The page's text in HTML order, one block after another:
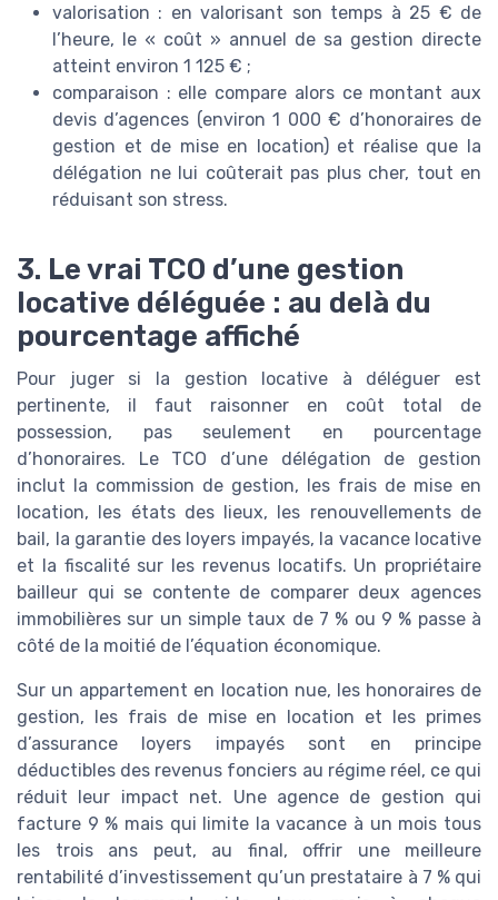
valorisation : en valorisant son temps à 25 € de
l’heure, le « coût » annuel de sa gestion directe
atteint environ 1 125 € ;
comparaison : elle compare alors ce montant aux
devis d’agences (environ 1 000 € d’honoraires de
gestion et de mise en location) et réalise que la
délégation ne lui coûterait pas plus cher, tout en
réduisant son stress.
3. Le vrai TCO d’une gestion
locative déléguée : au delà du
pourcentage affiché
Pour juger si la gestion locative à déléguer est
pertinente, il faut raisonner en coût total de
possession, pas seulement en pourcentage
d’honoraires. Le TCO d’une délégation de gestion
inclut la commission de gestion, les frais de mise en
location, les états des lieux, les renouvellements de
bail, la garantie des loyers impayés, la vacance locative
et la fiscalité sur les revenus locatifs. Un propriétaire
bailleur qui se contente de comparer deux agences
immobilières sur un simple taux de 7 % ou 9 % passe à
côté de la moitié de l’équation économique.
Sur un appartement en location nue, les honoraires de
gestion, les frais de mise en location et les primes
d’assurance loyers impayés sont en principe
déductibles des revenus fonciers au régime réel, ce qui
réduit leur impact net. Une agence de gestion qui
facture 9 % mais qui limite la vacance à un mois tous
les trois ans peut, au final, offrir une meilleure
rentabilité d’investissement qu’un prestataire à 7 % qui